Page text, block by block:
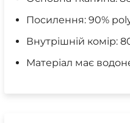
Посилення: 90%
Внутрішній комір:
Матеріал має